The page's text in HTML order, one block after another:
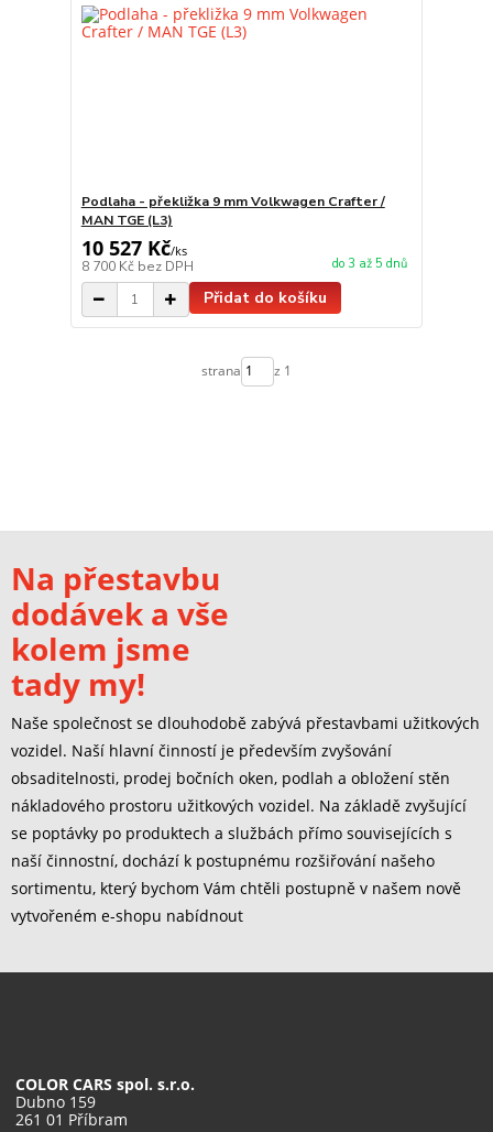
Podlaha - překližka 9 mm Volkwagen Crafter /
MAN TGE (L3)
10 527 Kč/ks
8 700 Kč bez DPH do 3 až 5 dnů
Přidat do košíku
strana z 1
Na přestavbu
dodávek a vše
kolem jsme
tady my!
Naše společnost se dlouhodobě zabývá přestavbami užitkových
vozidel. Naší hlavní činností je především zvyšování
obsaditelnosti, prodej bočních oken, podlah a obložení stěn
nákladového prostoru užitkových vozidel. Na základě zvyšující
se poptávky po produktech a službách přímo souvisejících s
naší činnostní, dochází k postupnému rozšiřování našeho
sortimentu, který bychom Vám chtěli postupně v našem nově
vytvořeném e-shopu nabídnout
COLOR CARS spol. s.r.o.
Dubno 159
261 01 Příbram